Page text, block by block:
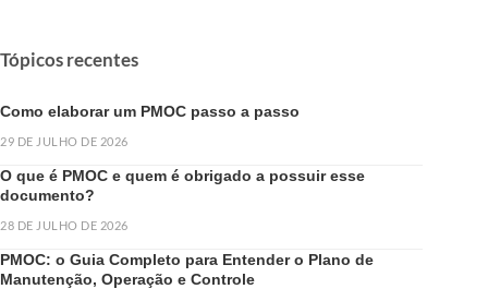
Tópicos recentes
Como elaborar um PMOC passo a passo
29 DE JULHO DE 2026
O que é PMOC e quem é obrigado a possuir esse
documento?
28 DE JULHO DE 2026
PMOC: o Guia Completo para Entender o Plano de
Manutenção, Operação e Controle